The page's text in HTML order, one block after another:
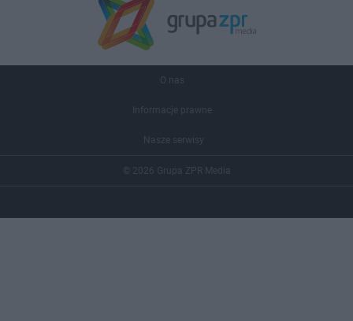
O nas
Informacje prawne
Nasze serwisy
© 2026 Grupa ZPR Media